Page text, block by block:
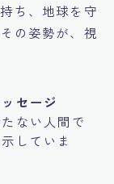
ち、地球を守
の姿勢が、視
セージ
ない人間で
していま